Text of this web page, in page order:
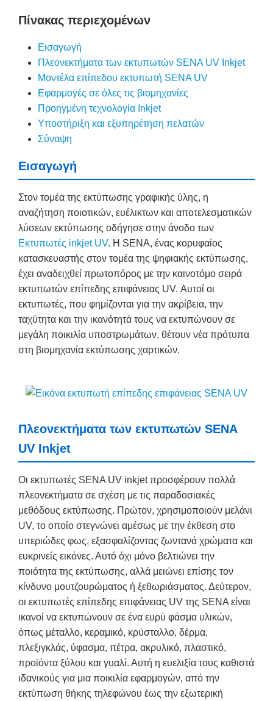
Πίνακας περιεχομένων
Εισαγωγή
Πλεονεκτήματα των εκτυπωτών SENA UV Inkjet
Μοντέλα επίπεδου εκτυπωτή SENA UV
Εφαρμογές σε όλες τις βιομηχανίες
Προηγμένη τεχνολογία Inkjet
Υποστήριξη και εξυπηρέτηση πελατών
Σύναψη
Εισαγωγή
Στον τομέα της εκτύπωσης γραφικής ύλης, η
αναζήτηση ποιοτικών, ευέλικτων και αποτελεσματικών
λύσεων εκτύπωσης οδήγησε στην άνοδο των
Εκτυπωτές inkjet UV. Η SENA, ένας κορυφαίος
κατασκευαστής στον τομέα της ψηφιακής εκτύπωσης,
έχει αναδειχθεί πρωτοπόρος με την καινοτόμο σειρά
εκτυπωτών επίπεδης επιφάνειας UV. Αυτοί οι
εκτυπωτές, που φημίζονται για την ακρίβεια, την
ταχύτητα και την ικανότητά τους να εκτυπώνουν σε
μεγάλη ποικιλία υποστρωμάτων, θέτουν νέα πρότυπα
στη βιομηχανία εκτύπωσης χαρτικών.
Πλεονεκτήματα των εκτυπωτών SENA
UV Inkjet
Οι εκτυπωτές SENA UV inkjet προσφέρουν πολλά
πλεονεκτήματα σε σχέση με τις παραδοσιακές
μεθόδους εκτύπωσης. Πρώτον, χρησιμοποιούν μελάνι
UV, το οποίο στεγνώνει αμέσως με την έκθεση στο
υπεριώδες φως, εξασφαλίζοντας ζωντανά χρώματα και
ευκρινείς εικόνες. Αυτό όχι μόνο βελτιώνει την
ποιότητα της εκτύπωσης, αλλά μειώνει επίσης τον
κίνδυνο μουτζουρώματος ή ξεθωριάσματος. Δεύτερον,
οι εκτυπωτές επίπεδης επιφάνειας UV της SENA είναι
ικανοί να εκτυπώνουν σε ένα ευρύ φάσμα υλικών,
όπως μέταλλο, κεραμικό, κρύσταλλο, δέρμα,
πλεξιγκλάς, ύφασμα, πέτρα, ακρυλικό, πλαστικό,
προϊόντα ξύλου και γυαλί. Αυτή η ευελιξία τους καθιστά
ιδανικούς για μια ποικιλία εφαρμογών, από την
εκτύπωση θήκης τηλεφώνου έως την εξωτερική